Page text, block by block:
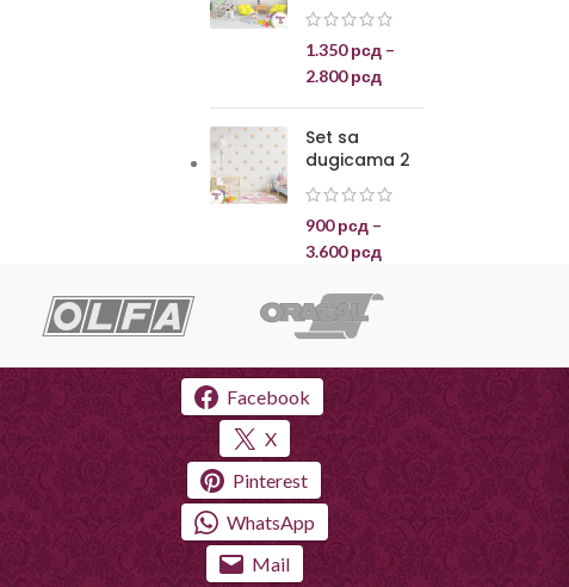
1.350рсд –
2.800рсд
Set sa
dugicama 2
900рсд –
3.600рсд
Facebook
X
Pinterest
WhatsApp
Mail